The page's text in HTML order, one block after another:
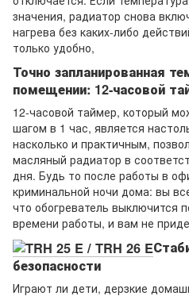
значения, радиатор снова
нагрева без каких-либо
только удобно,
Точно запланированная
помещении: 12-часовой
12-часовой таймер, который
шагом в 1 час, является
насколько и практичным,
масляный радиатор в
дня. Будь то после работы в
криминальной ночи дома: вы
что обогреватель выключится
времени работы, и вам не
безопасности
Играют ли дети, дерзкие